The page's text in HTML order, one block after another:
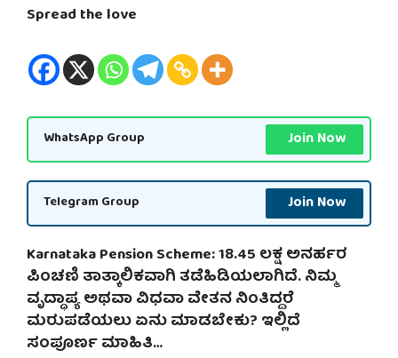
Spread the love
WhatsApp Group Join Now
Telegram Group Join Now
Karnataka Pension Scheme: 18.45 ಲಕ್ಷ ಅನರ್ಹರ
ಪಿಂಚಣಿ ತಾತ್ಕಾಲಿಕವಾಗಿ ತಡೆಹಿಡಿಯಲಾಗಿದೆ. ನಿಮ್ಮ
ವೃದ್ಧಾಪ್ಯ ಅಥವಾ ವಿಧವಾ ವೇತನ ನಿಂತಿದ್ದರೆ
ಮರುಪಡೆಯಲು ಏನು ಮಾಡಬೇಕು? ಇಲ್ಲಿದೆ
ಸಂಪೂರ್ಣ ಮಾಹಿತಿ…